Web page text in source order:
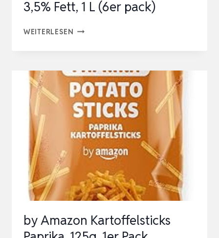
3,5% Fett, 1 L (6er pack)
WEITERLESEN BY
VOLLMILCH
3,5%
FETT,
1
L
(6ER
by Amazon Kartoffelsticks